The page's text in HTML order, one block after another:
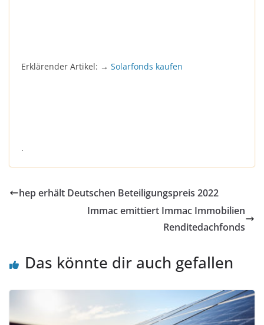
Erklärender Artikel: → Solarfonds kaufen
.
hep erhält Deutschen Beteiligungspreis 2022
Immac emittiert Immac Immobilien
Renditedachfonds
Das könnte dir auch gefallen